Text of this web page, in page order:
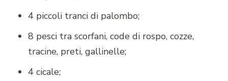
4 piccoli tranci di palombo;
8 pesci tra scorfani, code di rospo, cozze,
tracine, preti, gallinelle;
4 cicale;